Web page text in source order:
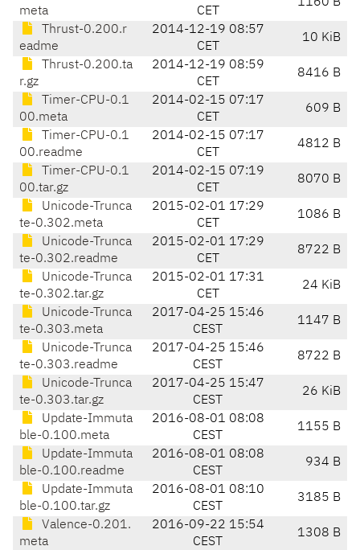
meta
CET
Thrust-0.200.r
eadme
2014-12-19 08:57
CET
10 KiB
Thrust-0.200.ta
r.gz
2014-12-19 08:59
CET
8416 B
Timer-CPU-0.1
00.meta
2014-02-15 07:17
CET
609 B
Timer-CPU-0.1
00.readme
2014-02-15 07:17
CET
4812 B
Timer-CPU-0.1
00.tar.gz
2014-02-15 07:19
CET
8070 B
Unicode-Trunca
te-0.302.meta
2015-02-01 17:29
CET
1086 B
Unicode-Trunca
te-0.302.readme
2015-02-01 17:29
CET
8722 B
Unicode-Trunca
te-0.302.tar.gz
2015-02-01 17:31
CET
24 KiB
Unicode-Trunca
te-0.303.meta
2017-04-25 15:46
CEST
1147 B
Unicode-Trunca
te-0.303.readme
2017-04-25 15:46
CEST
8722 B
Unicode-Trunca
te-0.303.tar.gz
2017-04-25 15:47
CEST
26 KiB
Update-Immuta
ble-0.100.meta
2016-08-01 08:08
CEST
1155 B
Update-Immuta
ble-0.100.readme
2016-08-01 08:08
CEST
934 B
Update-Immuta
ble-0.100.tar.gz
2016-08-01 08:10
CEST
3185 B
Valence-0.201.
meta
2016-09-22 15:54
CEST
1308 B